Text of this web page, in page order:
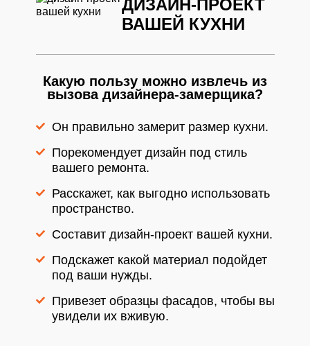
ДИЗАЙН-ПРОЕКТ
ВАШЕЙ КУХНИ
Какую пользу можно извлечь из
вызова дизайнера-замерщика?
Он правильно замерит размер кухни.
Порекомендует дизайн под стиль
вашего ремонта.
Расскажет, как выгодно использовать
пространство.
Составит дизайн-проект вашей кухни.
Подскажет какой материал подойдет
под ваши нужды.
Привезет образцы фасадов, чтобы вы
увидели их вживую.